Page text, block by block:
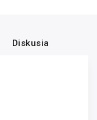
Diskusia